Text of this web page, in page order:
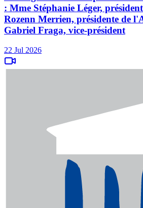
: Mme Stéphanie Léger,
Rozenn Merrien, présidente de
Gabriel Fraga, vice-président
22 Jul 2026